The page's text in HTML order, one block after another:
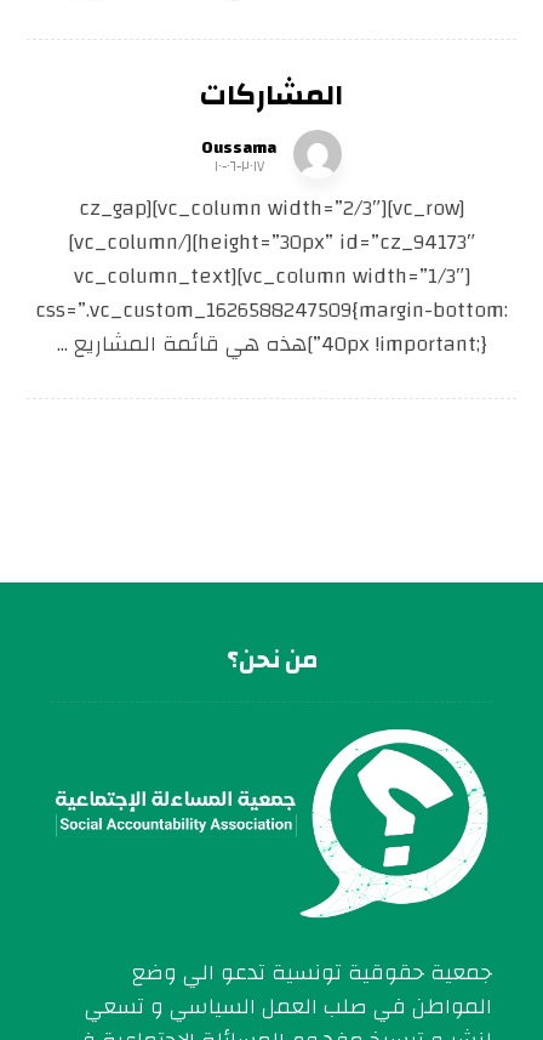
المشاركات
Oussama
٢٠١٧-٠٦-١٠
[vc_row][vc_column width=”2/3″][cz_gap
height=”30px” id=”cz_94173″][/vc_column]
[vc_column width=”1/3″][vc_column_text
css=”.vc_custom_1626588247509{margin-bottom:
40px !important;}”]هذه هي قائمة المشاريع ...
من نحن؟
جمعية حقوقية تونسية تدعو الي وضع
المواطن في صلب العمل السياسي و تسعي